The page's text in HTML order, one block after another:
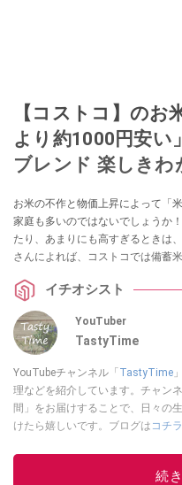
【コストコ】のお
より約1000円安い
ブレンド 楽しきわ
お米の不作と物価上昇によって「
家庭も多いのではないでしょうか
たり、あまりにも高すぎるときは
さんによれば、コストコでは備蓄
しの方はぜひチェックしてみてく
イチオシスト
YouTuber
TastyTime
YouTubeチャンネル「TastyTime
理などを紹介しています。チャン
間」をお届けすることで、日々の
けたら嬉しいです。ブログは コチラ
続